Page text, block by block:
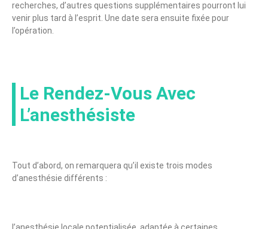
recherches, d’autres questions supplémentaires pourront lui
venir plus tard à l’esprit. Une date sera ensuite fixée pour
l’opération.
Le Rendez-Vous Avec
L’anesthésiste
Tout d’abord, on remarquera qu’il existe trois modes
d’anesthésie différents :